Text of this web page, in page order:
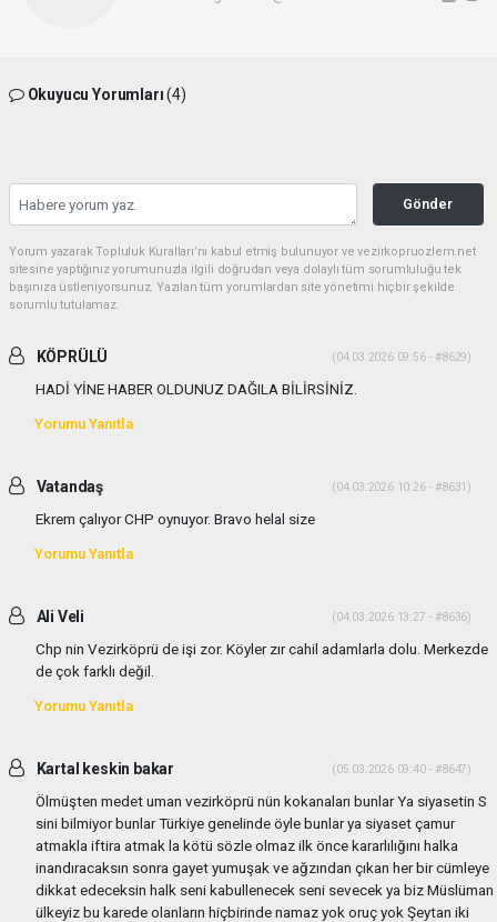
Okuyucu Yorumları(4)
Gönder
Yorum yazarak Topluluk Kuralları’nı kabul etmiş bulunuyor ve vezirkopruozlem.net
sitesine yaptığınız yorumunuzla ilgili doğrudan veya dolaylı tüm sorumluluğu tek
başınıza üstleniyorsunuz. Yazılan tüm yorumlardan site yönetimi hiçbir şekilde
sorumlu tutulamaz.
KÖPRÜLÜ (04.03.2026 09:56 - #8629)
HADİ YİNE HABER OLDUNUZ DAĞILA BİLİRSİNİZ.
Yorumu Yanıtla
Vatandaş (04.03.2026 10:26 - #8631)
Ekrem çalıyor CHP oynuyor. Bravo helal size
Yorumu Yanıtla
Ali Veli (04.03.2026 13:27 - #8636)
Chp nin Vezirköprü de işi zor. Köyler zır cahil adamlarla dolu. Merkezde
de çok farklı değil.
Yorumu Yanıtla
Kartal keskin bakar (05.03.2026 09:40 - #8647)
Ölmüşten medet uman vezirköprü nün kokanaları bunlar Ya siyasetin S
sini bilmiyor bunlar Türkiye genelinde öyle bunlar ya siyaset çamur
atmakla iftira atmak la kötü sözle olmaz ilk önce kararlılığını halka
inandıracaksın sonra gayet yumuşak ve ağzından çıkan her bir cümleye
dikkat edeceksin halk seni kabullenecek seni sevecek ya biz Müslüman
ülkeyiz bu karede olanların hiçbirinde namaz yok oruç yok Şeytan iki